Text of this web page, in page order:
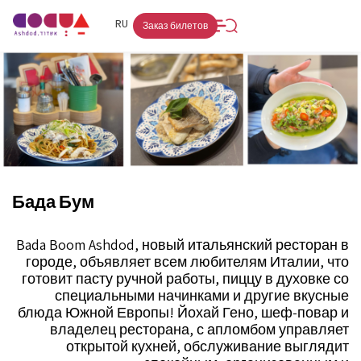
RU
HE
Заказ билетов
Бада Бум
Bada Boom Ashdod, новый итальянский ресторан в
городе, объявляет всем любителям Италии, что
готовит пасту ручной работы, пиццу в духовке со
специальными начинками и другие вкусные
блюда Южной Европы! Йохай Гено, шеф-повар и
владелец ресторана, с апломбом управляет
открытой кухней, обслуживание выглядит